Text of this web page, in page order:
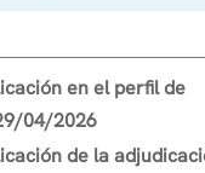
en el perfil de
04/2026
de la